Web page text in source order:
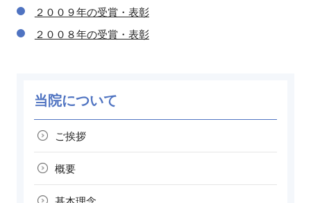
２００９年の受賞・表彰
２００８年の受賞・表彰
当院について
ご挨拶
概要